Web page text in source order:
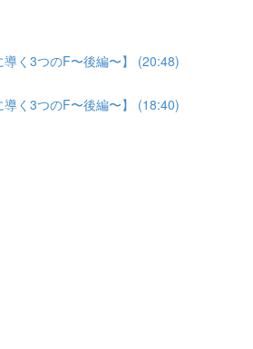
く3つのF〜後編〜】 (20:48)
く3つのF〜後編〜】 (18:40)